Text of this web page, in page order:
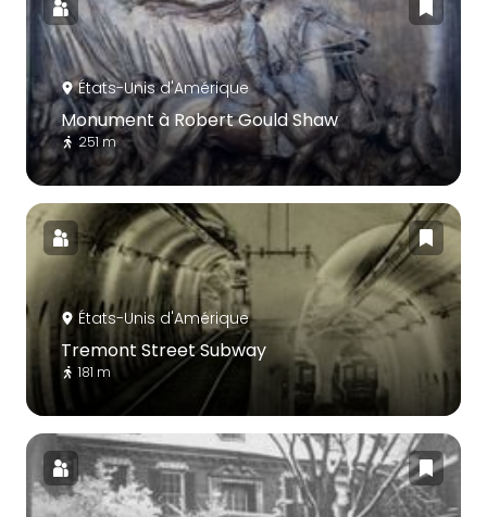
États-Unis d'Amérique
Monument à Robert Gould Shaw
251 m
États-Unis d'Amérique
Tremont Street Subway
181 m